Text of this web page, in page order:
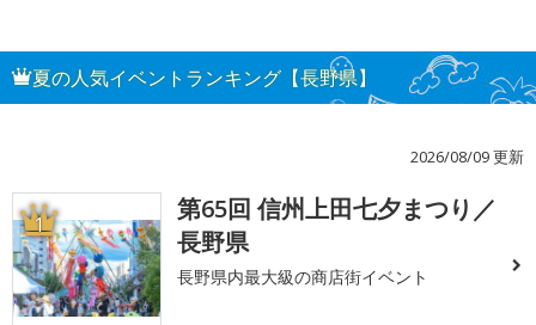
夏の人気イベントランキング【長野県】
2026/08/09 更新
1
第65回 信州上田七夕まつり／
長野県
長野県内最大級の商店街イベント